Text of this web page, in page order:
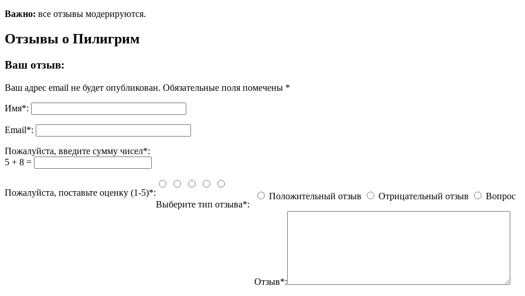
Важно: все отзывы модерируются.
Отзывы о Пилигрим
Ваш отзыв:
Ваш адрес email не будет опубликован. Обязательные поля помечены *
Имя*:
Email*:
Пожалуйста, введите сумму чисел*:
5 + 8 =
Пожалуйста, поставьте оценку (1-5)*:
Выберите тип отзыва*:
Положительный отзыв Отрицательный отзыв Вопрос
Отзыв*: